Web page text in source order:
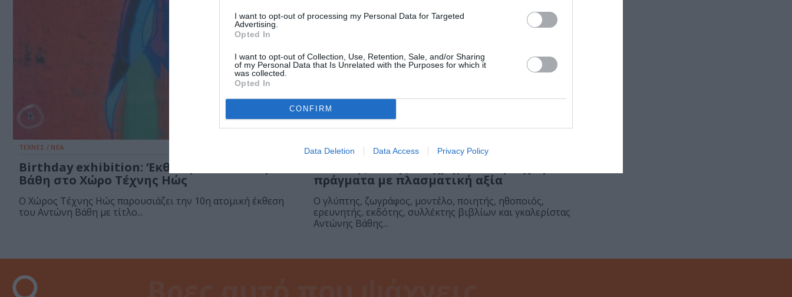
I want to opt-out of processing my Personal Data for Targeted
Advertising.
Opted In
I want to opt-out of Collection, Use, Retention, Sale, and/or Sharing
of my Personal Data that Is Unrelated with the Purposes for which it
was collected.
Opted In
CONFIRM
Data Deletion Data Access Privacy Policy
ΤΕΧΝΕΣ / ΝΕΑ
Birthday exhibition: ‘Εκθεση του Αντώνη
Βάθη στο Χώρο Τέχνης Ηώς
Ο Χώρος Τέχνης Ηώς παρουσιάζει την 10η ατομική έκθεση
του Αντώνη Βάθη με τίτλο...
ΤΕΧΝΕΣ / ΣΥΝΕΝΤΕΥΞΕΙΣ
πράγματα με πλασματική αξία
Ο γλύπτης, ζωγράφος, μοντέλο, ποιητής, ηθοποιός,
ερευνητής, εκδότης, συλλέκτης βιβλίων και γκαλερίστας
Αντώνης Βάθης...